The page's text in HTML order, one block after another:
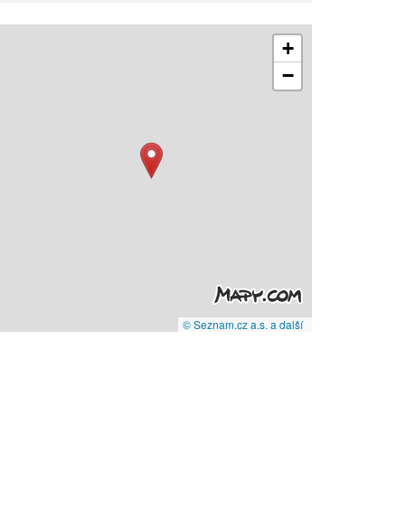
+
−
© Seznam.cz a.s. a další